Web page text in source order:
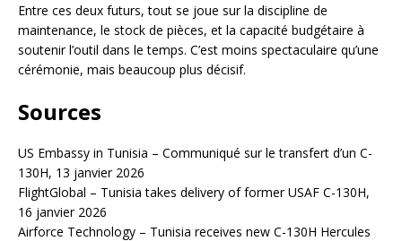
Entre ces deux futurs, tout se joue sur la discipline de
maintenance, le stock de pièces, et la capacité budgétaire à
soutenir l’outil dans le temps. C’est moins spectaculaire qu’une
cérémonie, mais beaucoup plus décisif.
Sources
US Embassy in Tunisia – Communiqué sur le transfert d’un C-
130H, 13 janvier 2026
FlightGlobal – Tunisia takes delivery of former USAF C-130H,
16 janvier 2026
Airforce Technology – Tunisia receives new C-130H Hercules